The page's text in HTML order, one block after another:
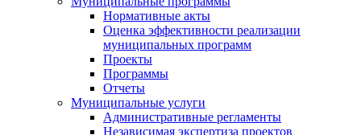
Нормативные акты
Оценка эффективности реализации
муниципальных программ
Проекты
Программы
Отчеты
Муниципальные услуги
Административные регламенты
Независимая экспертиза проектов